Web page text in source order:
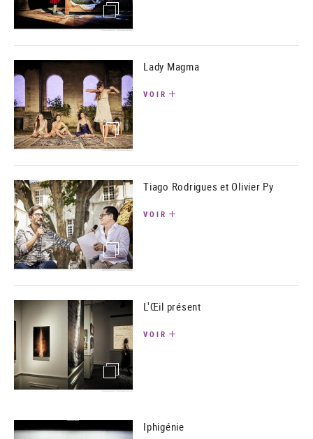
(image)
(image)
Lady Magma
VOIR
(image)
Tiago Rodrigues et Olivier Py
VOIR
(image)
L'Œil présent
VOIR
Iphigénie